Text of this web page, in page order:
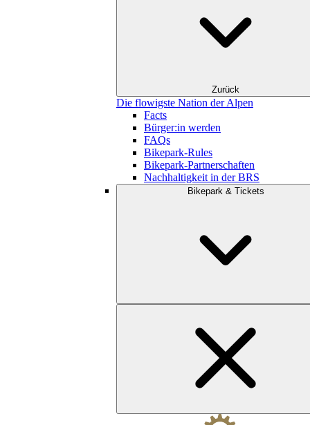
Zurück
Die flowigste Nation der Alpen
Facts
Bürger:in werden
FAQs
Bikepark-Rules
Bikepark-Partnerschaften
Nachhaltigkeit in der BRS
Bikepark & Tickets